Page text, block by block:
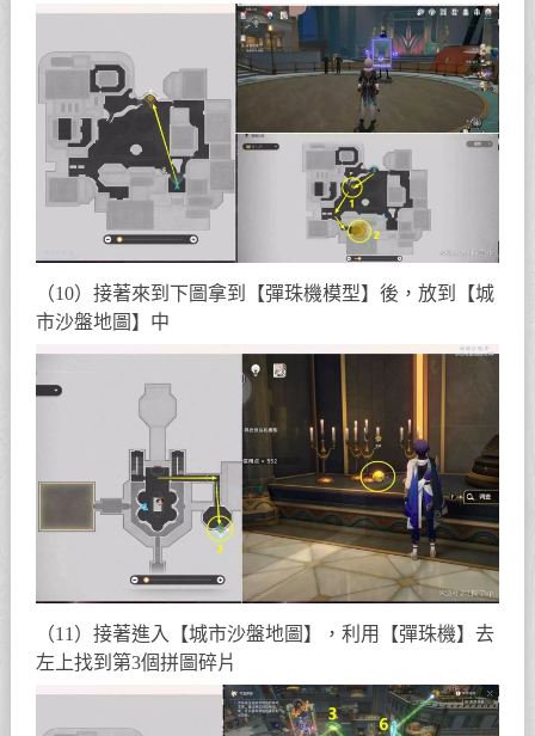
（10）接著來到下圖拿到【彈珠機模型】後，放到【城
市沙盤地圖】中
（11）接著進入【城市沙盤地圖】，利用【彈珠機】去
左上找到第3個拼圖碎片